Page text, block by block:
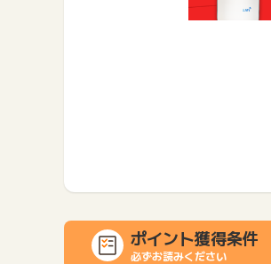
ポイント獲得条件
必ずお読みください